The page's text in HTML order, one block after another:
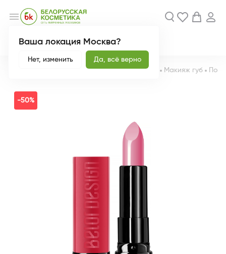
Ваша локация Москва?
Нет, изменить Да, всё верно
menu
Новинки Акции
Декоративная косметика Макияж губ
-50%